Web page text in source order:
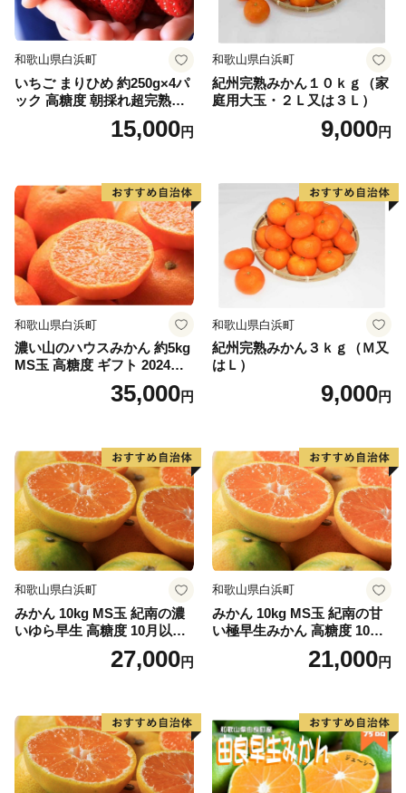
和歌山県白浜町
いちご まりひめ 約250g×4パ
ック 高糖度 朝採れ超完熟ま
りひめ 1月以降発送分
15,000円
和歌山県白浜町
紀州完熟みかん１０ｋｇ（家
庭用大玉・２Ｌ又は３Ｌ）
9,000円
和歌山県白浜町
濃い山のハウスみかん 約5kg
MS玉 高糖度 ギフト 2024年7
35,000円
和歌山県白浜町
紀州完熟みかん３ｋｇ（Ｍ又
はＬ）
9,000円
和歌山県白浜町
みかん 10kg MS玉 紀南の濃
いゆら早生 高糖度 10月以降
発送 マルチ被覆栽培27,000円
和歌山県白浜町
みかん 10kg MS玉 紀南の甘
い極早生みかん 高糖度 10月
以降発送 マルチ被覆栽培
21,000円